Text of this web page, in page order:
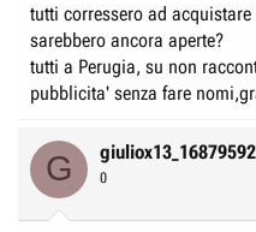
tutti corressero ad
sarebbero ancora aperte?
tutti a Perugia, su non
pubblicita' senza fare
G 0